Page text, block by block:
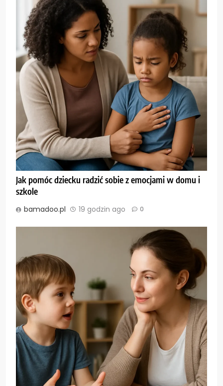
Jak pomóc dziecku radzić sobie z emocjami w domu i
szkole
bamadoo.pl 19 godzin ago 0